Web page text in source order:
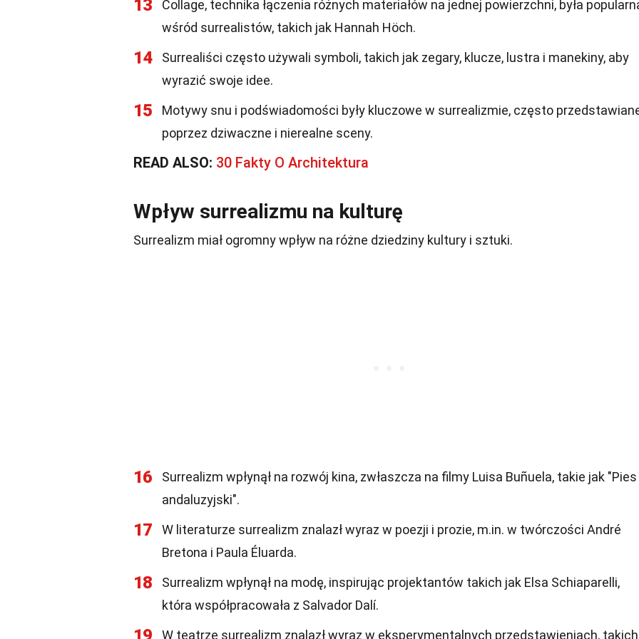
13
Collage, technika łączenia różnych materiałów na jednej powierzchni, była
wśród surrealistów, takich jak Hannah Höch.
14
Surrealiści często używali symboli, takich jak zegary, klucze, lustra i manekiny, aby
wyrazić swoje idee.
15
Motywy snu i podświadomości były kluczowe w surrealizmie, często
poprzez dziwaczne i nierealne sceny.
READ ALSO: 30 Fakty O Architektura
Wpływ surrealizmu na kulturę
Surrealizm miał ogromny wpływ na różne dziedziny kultury i sztuki.
16
Surrealizm wpłynął na rozwój kina, zwłaszcza na filmy Luisa Buñuela, takie jak "Pies
andaluzyjski".
17
W literaturze surrealizm znalazł wyraz w poezji i prozie, m.in. w twórczości André
Bretona i Paula Éluarda.
18
Surrealizm wpłynął na modę, inspirując projektantów takich jak Elsa Schiaparelli,
która współpracowała z Salvador Dalí.
W teatrze surrealizm znalazł wyraz w eksperymentalnych przedstawieniach, takich